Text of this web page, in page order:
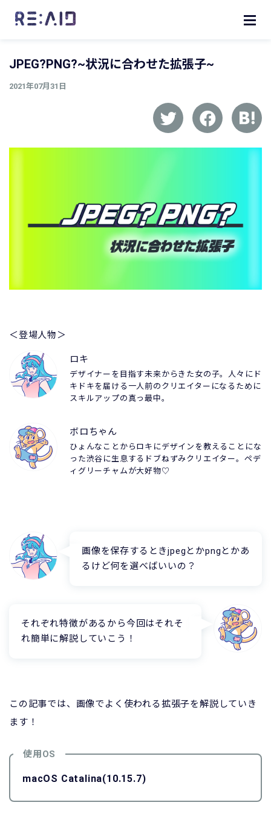
JPEG?PNG?~状況に合わせた拡張子~
2021年07月31日
＜登場人物＞
ロキ
デザイナーを目指す未来からきた女の子。人々にド
キドキを届ける一人前のクリエイターになるために
スキルアップの真っ最中。
ボロちゃん
ひょんなことからロキにデザインを教えることにな
った渋谷に生息するドブねずみクリエイター。ペデ
ィグリーチャムが大好物♡
画像を保存するときjpegとかpngとかあ
るけど何を選べばいいの？
それぞれ特徴があるから今回はそれそ
れ簡単に解説していこう！
この記事では、画像でよく使われる拡張子を解説していき
ます！
使用OS
macOS Catalina(10.15.7)